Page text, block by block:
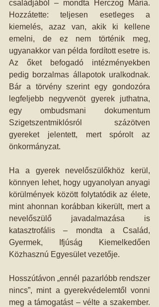
családjából – mondta Herczog Mária.
Hozzátette: teljesen esetleges a
kiemelés, azaz van, akik ki kellene
emelni, de ez nem történik meg,
ugyanakkor van példa fordított esetre is.
Az őket befogadó intézményekben
pedig borzalmas állapotok uralkodnak.
Bár a törvény szerint egy gondozóra
legfeljebb negyvenöt gyerek juthatna,
egy ombudsmani dokumentum
Szigetszentmiklósról százötven
gyereket jelentett, mert spórolt az
önkormányzat.
Ha a gyerek nevelőszülőkhöz kerül,
könnyen lehet, hogy ugyanolyan anyagi
körülmények között folytatódik az élete,
mint ahonnan korábban kikerült, mert a
nevelőszülő javadalmazása is
katasztrofális – mondta a Család,
Gyermek, Ifjúság Kiemelkedően
Közhasznú Egyesület vezetője.
Hosszútávon „ennél pazarlóbb rendszer
nincs”, mint a gyerekvédelemtől vonni
meg a támogatást – vélte a szakember.